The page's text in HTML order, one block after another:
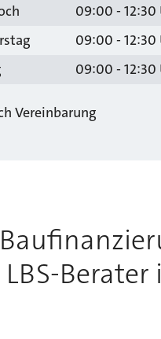
09:00 - 12:30
09:00 - 12:30
09:00 - 12:30
Vereinbarung
Berater